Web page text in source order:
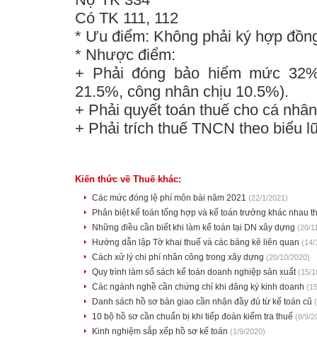
Có TK 111, 112
* Ưu điểm: Không phải ký hợp
* Nhược điểm:
+ Phải đóng bảo hiểm mức
21.5%, công nhân chịu 10.5%).
+ Phải quyết toán thuế cho cá
+ Phải trích thuế TNCN theo biểu
Kiến thức về Thuế khác:
Các mức đóng lệ phí môn bài năm 2021 (22/1/2021)
Phân biệt kế toán tổng hợp và kế toán trưởng khác nhau
Những điều cần biết khi làm kế toán tại DN xây dựng (20/
Hướng dẫn lập Tờ khai thuế và các bảng kê liên quan (14/
Cách xử lý chi phí nhân công trong xây dựng (20/10/2020)
Quy trình làm sổ sách kế toán doanh nghiệp sản xuất(15/
Các ngành nghề cần chứng chỉ khi đăng ký kinh doanh
Danh sách hồ sơ bàn giao cần nhận đầy đủ từ kế toán cũ
10 bộ hồ sơ cần chuẩn bị khi tiếp đoàn kiểm tra thuế (8/9/
Kinh nghiệm sắp xếp hồ sơ kế toán (1/9/2020)